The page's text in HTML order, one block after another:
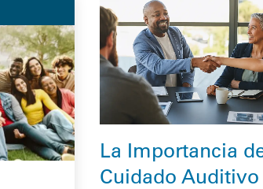
La Importancia
Cuidado Auditivo